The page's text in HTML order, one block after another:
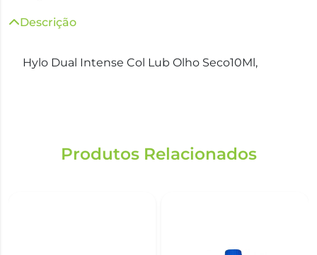
Descrição
Hylo Dual Intense Col Lub Olho Seco10Ml,
Produtos Relacionados